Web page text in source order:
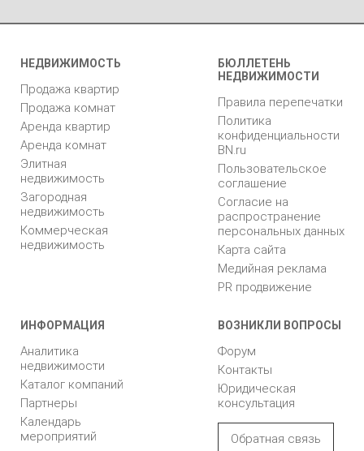
НЕДВИЖИМОСТЬ
Продажа квартир
Продажа комнат
Аренда квартир
Аренда комнат
Элитная
недвижимость
Загородная
недвижимость
Коммерческая
недвижимость
БЮЛЛЕТЕНЬ
НЕДВИЖИМОСТИ
Правила перепечатки
Политика
конфиденциальности
BN.ru
Пользовательское
соглашение
Согласие на
распространение
персональных данных
Карта сайта
Медийная реклама
PR продвижение
ИНФОРМАЦИЯ
Аналитика
недвижимости
Каталог компаний
Партнеры
Календарь
мероприятий
ВОЗНИКЛИ ВОПРОСЫ
Форум
Контакты
Юридическая
консультация
Обратная связь